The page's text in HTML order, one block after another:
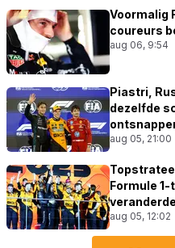
Voormalig
coureurs
aug 06, 9:54
Piastri,
dezelfde
aug 05, 21:00
Formule
aug 05, 12:02